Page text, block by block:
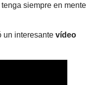
siempre en mente
un interesante vídeo